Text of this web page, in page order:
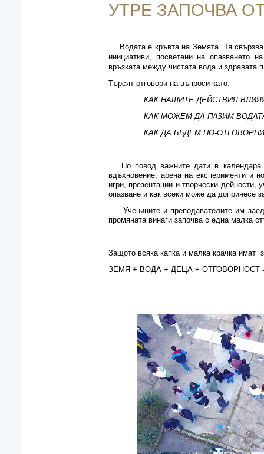
УТРЕ ЗАПОЧВА
Водата е кръвта на Земята. Тя
инициативи, посветени на опазването
връзката между чистата вода и здравата
Търсят отговори на въпроси като:
КАК НАШИТЕ ДЕЙСТВИЯ
КАК МОЖЕМ ДА ПАЗИМ
КАК ДА БЪДЕМ ПО-
По повод важните дати в календара
вдъхновение, арена на експерименти и
игри, презентации и творчески дейности,
опазване и как всеки може да допринесе
Учениците и преподавателите им
промяната винаги започва с една малка
Защото всяка капка и малка крачка имат
ЗЕМЯ + ВОДА + ДЕЦА +